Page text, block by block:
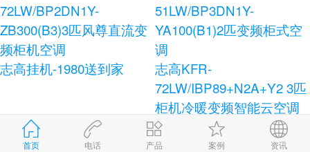
首页 电话 产品 案例 资讯
72LW/BP2DN1Y-
ZB300(B3)3匹风尊直流变
频柜机空调
51LW/BP3DN1Y-
YA100(B1)2匹变频柜式空
调
志高挂机-1980送到家
志高KFR-
72LW/IBP89+N2A+Y2 3匹
柜机冷暖变频智能云空调
志高KFR-120LW/E41+N3
柜式空调
志高KFR-72LW/AS36+N3
健康宝独立除湿柜式空调